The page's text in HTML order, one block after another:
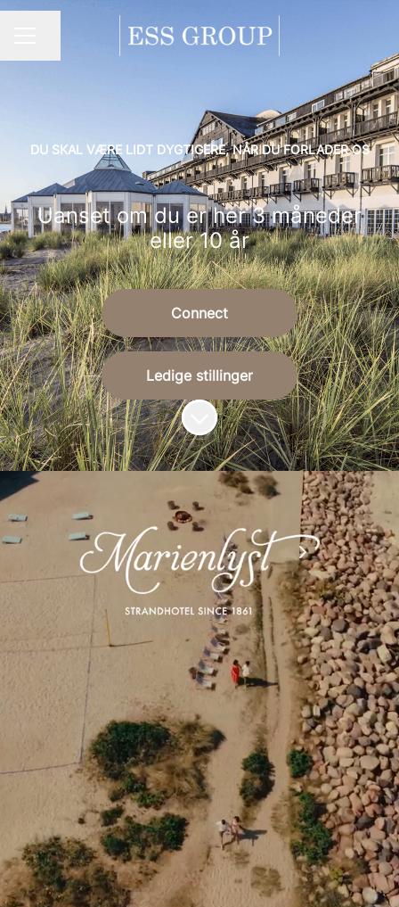
DU SKAL VÆRE LIDT DYGTIGERE,​ NÅR DU FORLADER OS
Uanset om du er her 3 måneder
eller 10 år
Connect
Ledige stillinger
Rul til indhold
Vil du være en del af familien?
En ansættelsen
hos os, er en
investering i din
karriere.